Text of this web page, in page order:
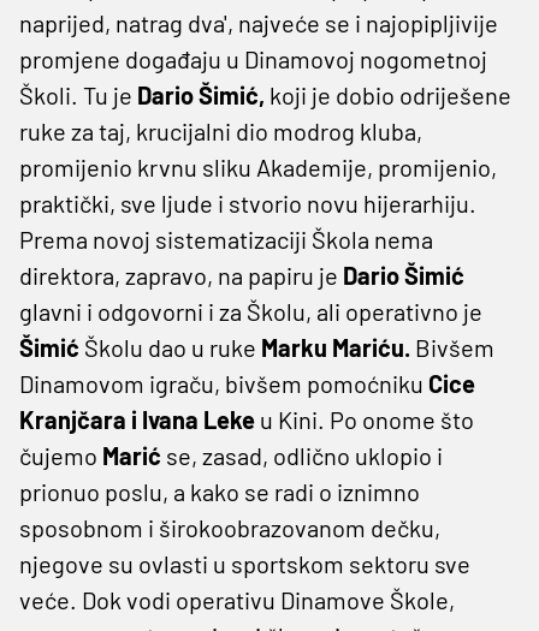
naprijed, natrag dva', najveće se i najopipljivije
promjene događaju u Dinamovoj nogometnoj
Školi. Tu je Dario Šimić, koji je dobio odriješene
ruke za taj, krucijalni dio modrog kluba,
promijenio krvnu sliku Akademije, promijenio,
praktički, sve ljude i stvorio novu hijerarhiju.
Prema novoj sistematizaciji Škola nema
direktora, zapravo, na papiru je Dario Šimić
glavni i odgovorni i za Školu, ali operativno je
Šimić Školu dao u ruke Marku Mariću. Bivšem
Dinamovom igraču, bivšem pomoćniku Cice
Kranjčara i Ivana Leke u Kini. Po onome što
čujemo Marić se, zasad, odlično uklopio i
prionuo poslu, a kako se radi o iznimno
sposobnom i širokoobrazovanom dečku,
njegove su ovlasti u sportskom sektoru sve
veće. Dok vodi operativu Dinamove Škole,